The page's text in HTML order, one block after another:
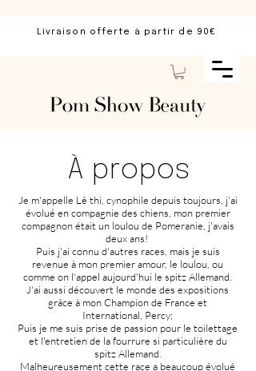
Livraison offerte à partir de 90€
À propos
Je m'appelle Lê thi, cynophile depuis toujours, j'ai
évolué en compagnie des chiens, mon premier
compagnon était un loulou de Pomeranie, j'avais
deux ans!
Puis j'ai connu d'autres races, mais je suis
revenue à mon premier amour, le loulou, ou
comme on l'appel aujourd'hui le spitz Allemand.
J'ai aussi découvert le monde des expositions
grâce à mon Champion de France et
International, Percy;
Puis je me suis prise de passion pour le toilettage
et l'entretien de la fourrure si particulière du
spitz Allemand.
Malheureusement cette race a beaucoup évolué